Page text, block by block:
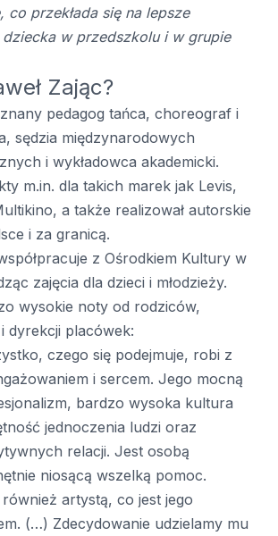
co przekłada się na lepsze
w przedszkolu i w grupie
Zając?
pedagog tańca, choreograf i
sędzia międzynarodowych
i wykładowca akademicki.
m.in. dla takich marek jak Levis,
a także realizował autorskie
i za granicą.
z Ośrodkiem Kultury w
zajęcia dla dzieci i młodzieży.
wysokie noty od rodziców,
dyrekcji placówek:
czego się podejmuje, robi z
i sercem. Jego mocną
bardzo wysoka kultura
jednoczenia ludzi oraz
relacji. Jest osobą
niosącą wszelką pomoc.
artystą, co jest jego
(…) Zdecydowanie udzielamy mu